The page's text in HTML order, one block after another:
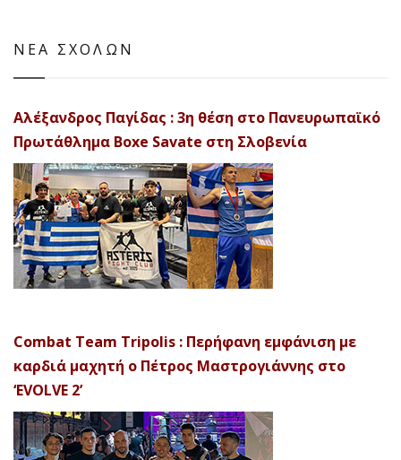
ΝΕΑ ΣΧΟΛΩΝ
Αλέξανδρος Παγίδας : 3η θέση στο Πανευρωπαϊκό
Πρωτάθλημα Boxe Savate στη Σλοβενία
Combat Team Tripolis : Περήφανη εμφάνιση με
καρδιά μαχητή ο Πέτρος Μαστρογιάννης στο
‘EVOLVE 2’